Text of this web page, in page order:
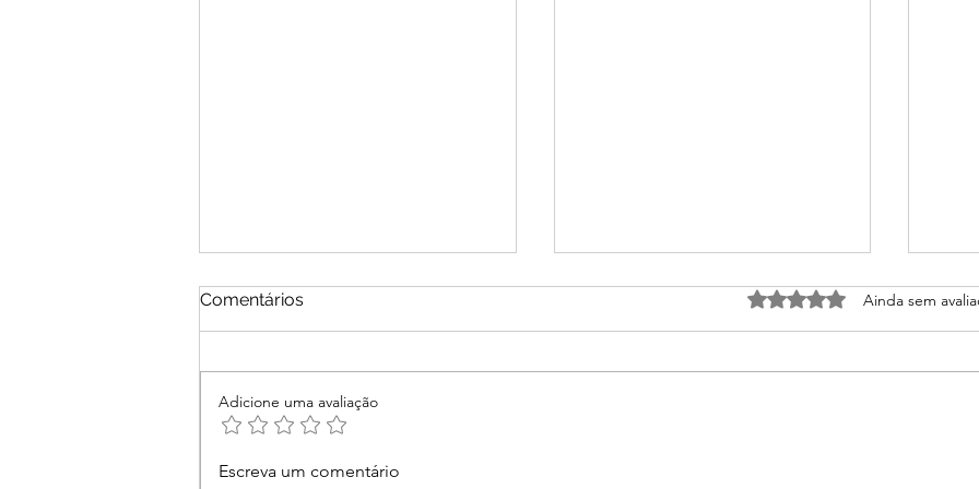
Segurança no Pix: Como
Comentários Avaliado com 0 de 5
Ainda sem
Adicione uma avaliação
Escreva um comentário